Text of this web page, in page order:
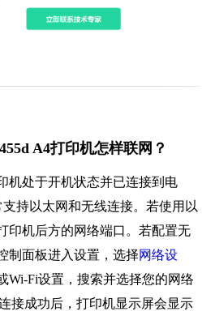
A4打印机怎样联网？
机处于开机状态并已连接到电
持以太网和无线连接。若使用以
印机后方的网络端口。若配置无
制面板进入设置，选择网络设
Wi-Fi设置，搜索并选择您的网络
接成功后，打印机显示屏会显示